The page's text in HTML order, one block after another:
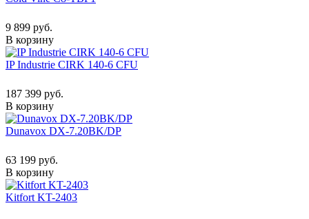
9 899 руб.
В корзину
IP Industrie CIRK 140-6 CFU
187 399 руб.
В корзину
Dunavox DX-7.20BK/DP
63 199 руб.
В корзину
Kitfort KT-2403